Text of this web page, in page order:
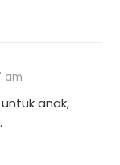
am
anak,